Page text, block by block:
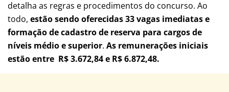
detalha as regras e procedimentos do concurso. Ao
todo, estão sendo oferecidas 33 vagas imediatas e
formação de cadastro de reserva para cargos de
níveis médio e superior. As remunerações iniciais
estão entre R$ 3.672,84 e R$ 6.872,48.